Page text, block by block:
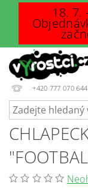
18. 7.
+420 777 070 644